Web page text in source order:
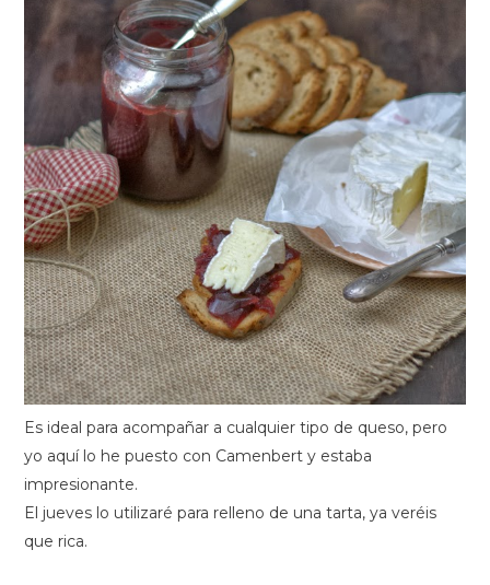
Es ideal para acompañar a cualquier tipo de queso, pero
yo aquí lo he puesto con Camenbert y estaba
impresionante.
El jueves lo utilizaré para relleno de una tarta, ya veréis
que rica.